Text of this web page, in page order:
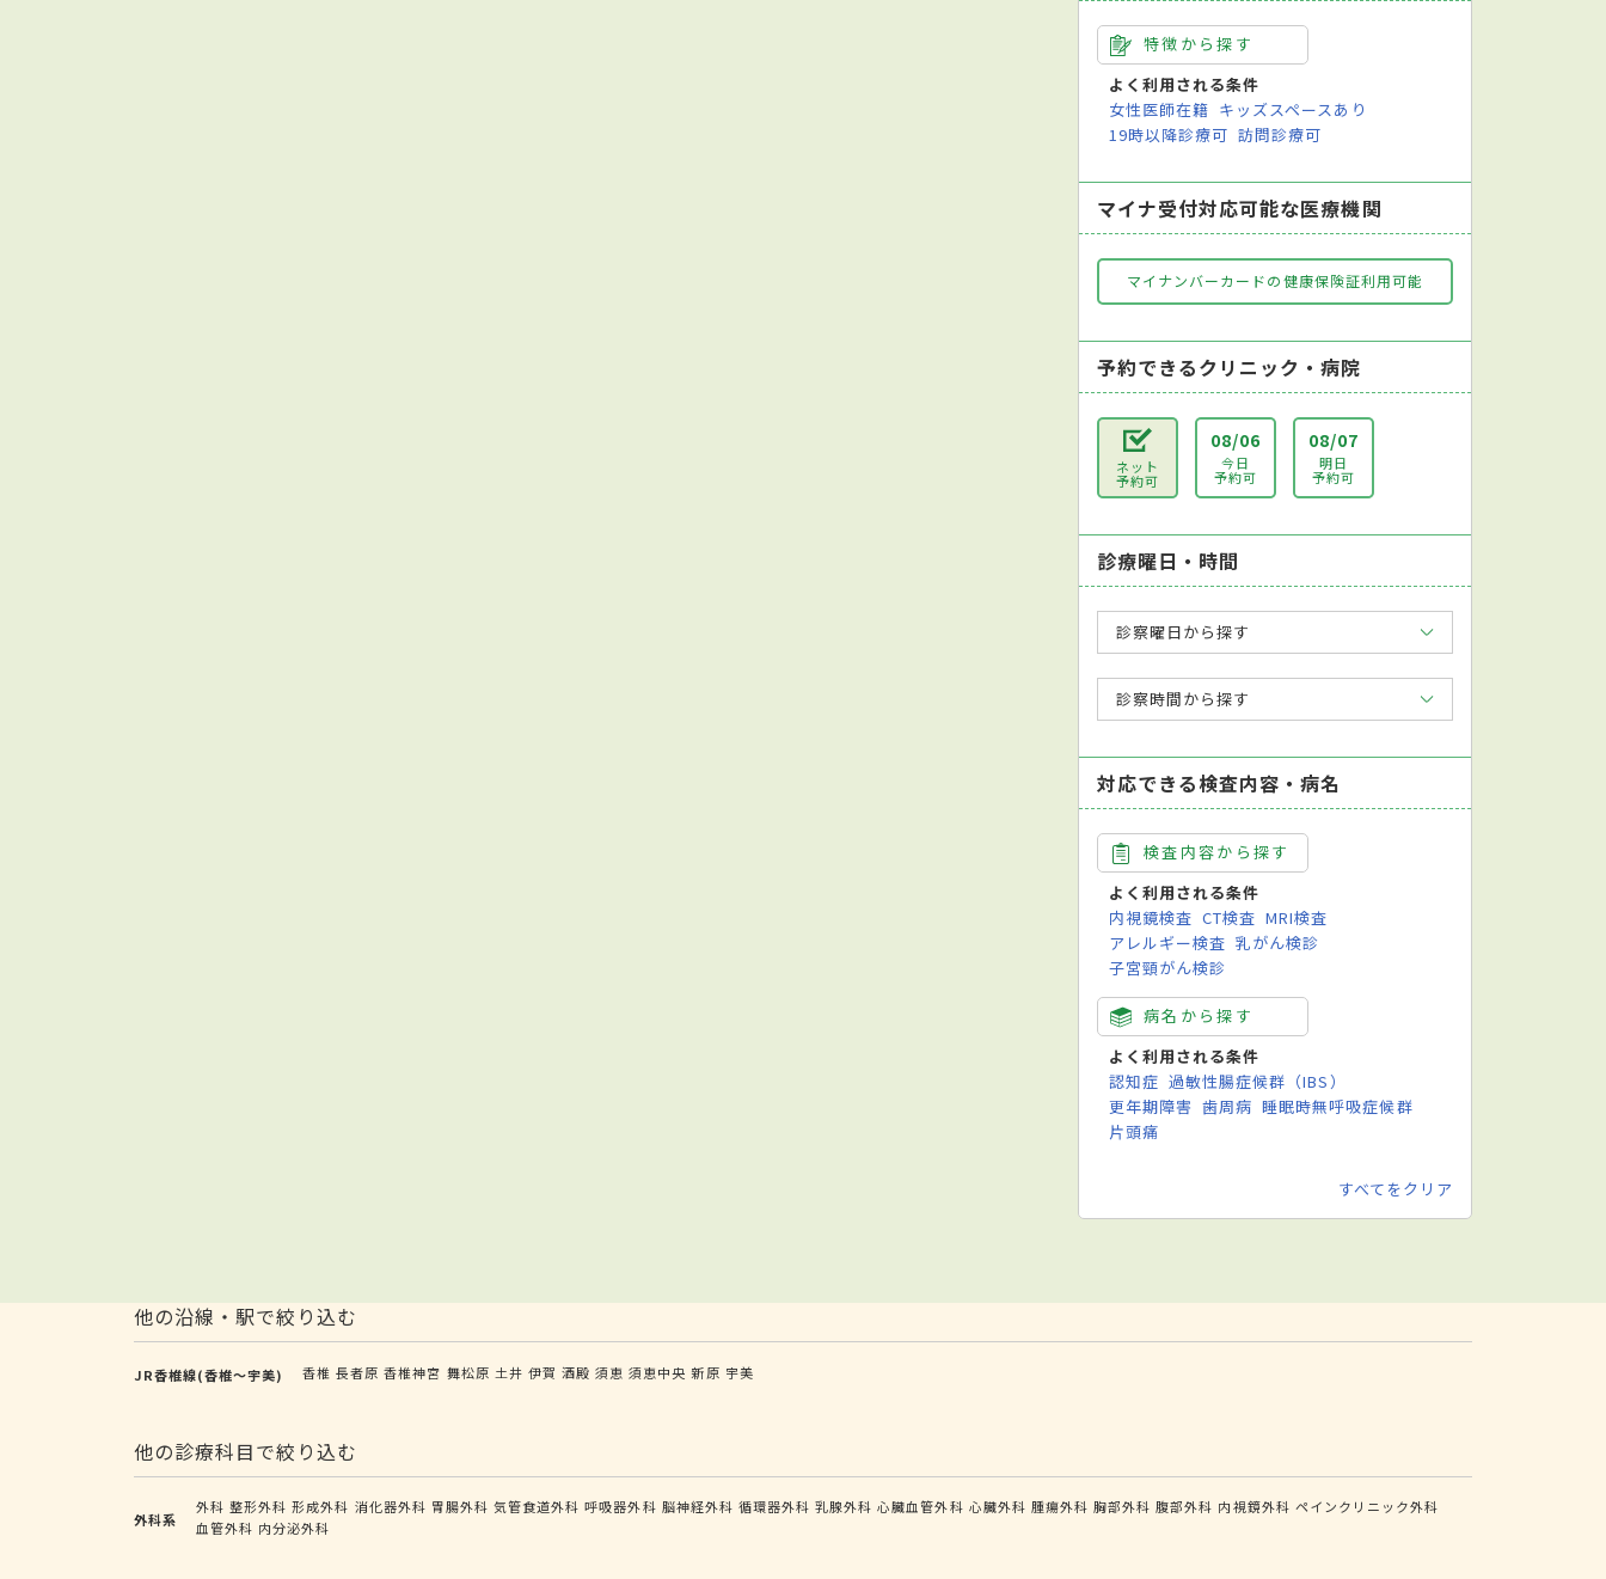
特徴から探す
よく利用される条件
女性医師在籍 キッズスペースあり
19時以降診療可 訪問診療可
マイナ受付対応可能な医療機関
マイナンバーカードの健康保険証利用可能
予約できるクリニック・病院
ネット
予約可
08/06
今日
予約可
08/07
明日
予約可
診療曜日・時間
診察曜日から探す
診察時間から探す
対応できる検査内容・病名
検査内容から探す
よく利用される条件
内視鏡検査 CT検査 MRI検査
アレルギー検査 乳がん検診
子宮頸がん検診
病名から探す
よく利用される条件
認知症 過敏性腸症候群（IBS）
更年期障害 歯周病 睡眠時無呼吸症候群
片頭痛
すべてをクリア
他の沿線・駅で絞り込む
JR香椎線(香椎～宇美) 香椎 長者原 香椎神宮 舞松原 土井 伊賀 酒殿 須恵 須恵中央 新原 宇美
他の診療科目で絞り込む
外科系
外科 整形外科 形成外科 消化器外科 胃腸外科 気管食道外科 呼吸器外科 脳神経外科 循環器外科 乳腺外科 心臓血管外科 心臓外科 腫瘍外科 胸部外科 腹部外科 内視鏡外科 ペインクリニック外科
血管外科 内分泌外科